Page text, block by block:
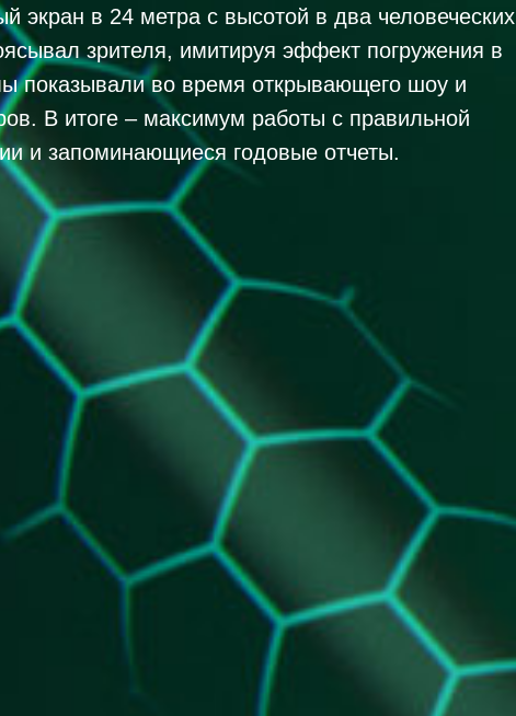
экран в 24 метра с высотой в два человеческих
зрителя, имитируя эффект погружения в
показывали во время открывающего шоу и
В итоге – максимум работы с правильной
и запоминающиеся годовые отчеты.